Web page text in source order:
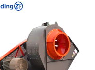
безопасности